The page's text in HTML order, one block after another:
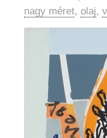
nagy méret, olaj,